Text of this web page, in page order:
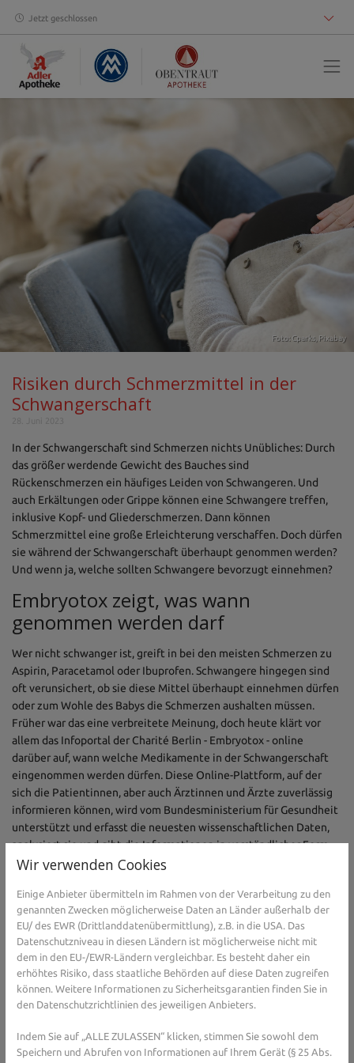
Jetzt geschlossen
Foto: Cparks, Pixabay
Risiken durch Schmerzmittel in der
Schwangerschaft
In der Schwangerschaft sind Schmerzen nichts Unübliches: Durch
das größer werdende Gewicht des Bauches sind
Rückenschmerzen ein häufiges Leiden von Schwangeren. Und
auch Erkältungen oder Grippe können eine Schwangere treffen,
inklusive Kopf- und Gliederschmerzen. Dann können
Schmerzmittel eine große Erleichterung verschaffen. Doch dürfen
sie während der Schwangerschaft überhaupt genommen werden?
Und wenn ja, welche sollten Schwangere bevorzugt einnehmen?
Embryotox zeigt, was wann
genommen werden darf
Wer nicht schwanger ist, greift in bei den meisten Schmerzen zu
Aspirin, Paracetamol oder Ibuprofen. Schwangere hingegen sind
oft verunsichert, ob sie diese Mittel überhaupt einnehmen dürfen
oder zum Wohle des Babys die Schmerzen aushalten müssen.
Früher war das eine verbreitete Meinung, doch heute klärt vor
allem das Infoportal der Charité Berlin - Embryotox - online
darüber auf, wann welche Medikamente in der Schwangerschaft
eingenommen werden dürfen. Diese Online-Plattform, auf der
sich die Patientinnen, aber auch Ärztinnen und Ärzte zuverlässig
informieren können, wird vom Bundesministerium für Gesundheit
unterstützt und erfasst die neuesten wissenschaftlichen Daten,
analysiert sie und gibt die Informationen in verständlicher Form
weiter. Einfach den Namen des Medikamentes in die App oder auf
Schmerzmittel einnehmen - oder eben nicht.
Sie haben Fragen zu Schmerzmitteln in der
Schwangerschaft oder Schmerzen im Allgemeinen?
Gesundheits-Experten und -Expertinnen aus Ihrer
Region beraten Sie gerne.Hier gelangen Sie zur
Wir verwenden Cookies
Einige Anbieter übermitteln im Rahmen von der Verarbeitung zu den
genannten Zwecken möglicherweise Daten an Länder außerhalb der
EU/ des EWR (Drittlanddatenübermittlung), z.B. in die USA. Das
Datenschutzniveau in diesen Ländern ist möglicherweise nicht mit
dem in den EU-/EWR-Ländern vergleichbar. Es besteht daher ein
erhöhtes Risiko, dass staatliche Behörden auf diese Daten zugreifen
können. Weitere Informationen zu Sicherheitsgarantien finden Sie in
den Datenschutzrichtlinien des jeweiligen Anbieters.
Indem Sie auf „ALLE ZULASSEN“ klicken, stimmen Sie sowohl dem
Speichern und Abrufen von Informationen auf Ihrem Gerät (§ 25 Abs.